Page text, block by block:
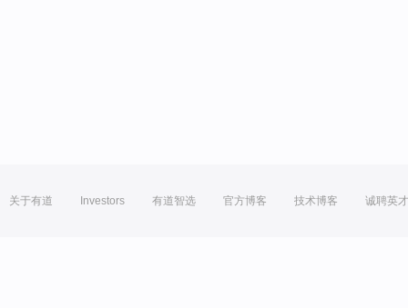
关于有道 Investors 有道智选 官方博客 技术博客 诚聘英才